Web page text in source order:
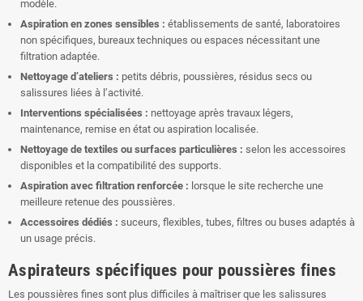
modèle.
Aspiration en zones sensibles : établissements de santé, laboratoires
non spécifiques, bureaux techniques ou espaces nécessitant une
filtration adaptée.
Nettoyage d’ateliers : petits débris, poussières, résidus secs ou
salissures liées à l’activité.
Interventions spécialisées : nettoyage après travaux légers,
maintenance, remise en état ou aspiration localisée.
Nettoyage de textiles ou surfaces particulières : selon les accessoires
disponibles et la compatibilité des supports.
Aspiration avec filtration renforcée : lorsque le site recherche une
meilleure retenue des poussières.
Accessoires dédiés : suceurs, flexibles, tubes, filtres ou buses adaptés à
un usage précis.
Aspirateurs spécifiques pour poussières fines
Les poussières fines sont plus difficiles à maîtriser que les salissures